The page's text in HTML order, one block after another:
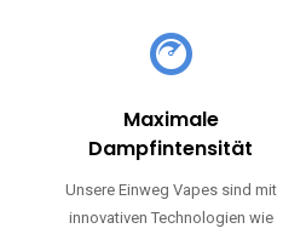
Maximale
Dampfintensität
Unsere Einweg Vapes sind mit
innovativen Technologien wie